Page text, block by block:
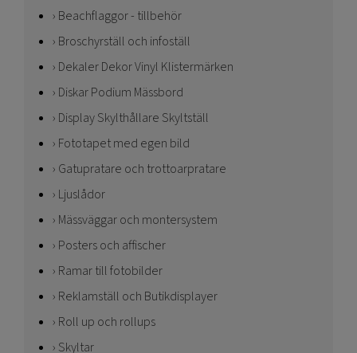
Beachflaggor - tillbehör
Broschyrställ och infoställ
Dekaler Dekor Vinyl Klistermärken
Diskar Podium Mässbord
Display Skylthållare Skyltställ
Fototapet med egen bild
Gatupratare och trottoarpratare
Ljuslådor
Mässväggar och montersystem
Posters och affischer
Ramar till fotobilder
Reklamställ och Butikdisplayer
Roll up och rollups
Skyltar